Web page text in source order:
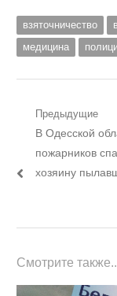
взяточничество
медицина
Навигация
записям
Предыдущие
Предыдущий
пост:
В Одесской
пожарников
хозяину
Смотрите